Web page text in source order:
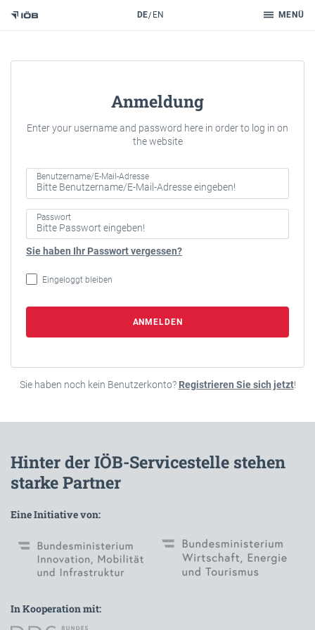
DE EN MENÜ
Anmeldung
Enter your username and password here in order to log in on
the website
Benutzername/E-Mail-Adresse
Passwort
Sie haben Ihr Passwort vergessen?
Eingeloggt bleiben
ANMELDEN
Sie haben noch kein Benutzerkonto? Registrieren Sie sich jetzt!
Hinter der IÖB-Servicestelle stehen
starke Partner
Eine Initiative von:
In Kooperation mit: